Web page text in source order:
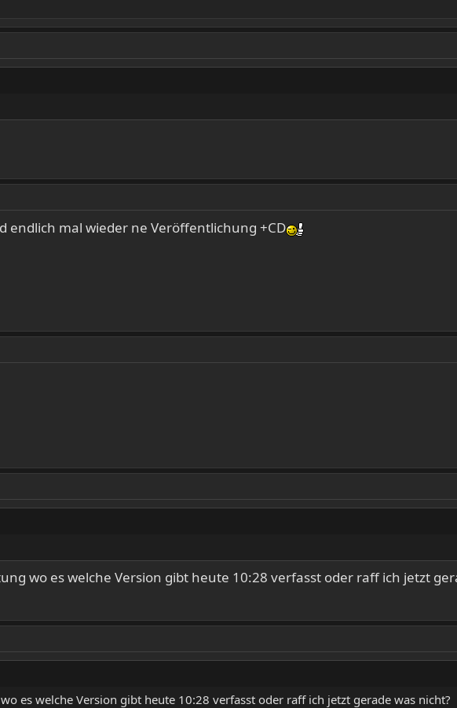
endlich mal wieder ne Veröffentlichung +CD
wo es welche Version gibt heute 10:28 verfasst oder raff ich jetzt
es welche Version gibt heute 10:28 verfasst oder raff ich jetzt gerade was nicht?